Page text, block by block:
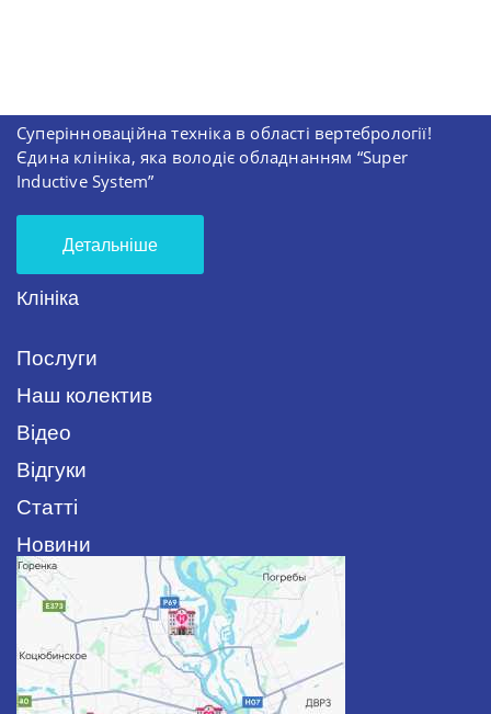
Суперінноваційна техніка в області вертебрології!
Єдина клініка, яка володіє обладнанням “Super
Inductive System”
Детальніше
Клініка
Послуги
Наш колектив
Відео
Відгуки
Статті
Новини